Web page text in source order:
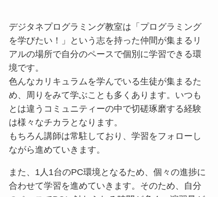
デジタネプログラミング教室は「プログラミング
を学びたい！」という志を持った仲間が集まるリ
アルの場所で自分のペースで個別に学習できる環
境です。
色んなカリキュラムを学んでいる生徒が集まるた
め、周りをみて学ぶことも多くあります。いつも
とは違うコミュニティーの中で切磋琢磨する経験
は様々なチカラとなります。
もちろん講師は常駐しており、学習をフォローし
ながら進めていきます。
また、1人1台のPC環境となるため、個々の進捗に
合わせて学習を進めていきます。そのため、自分